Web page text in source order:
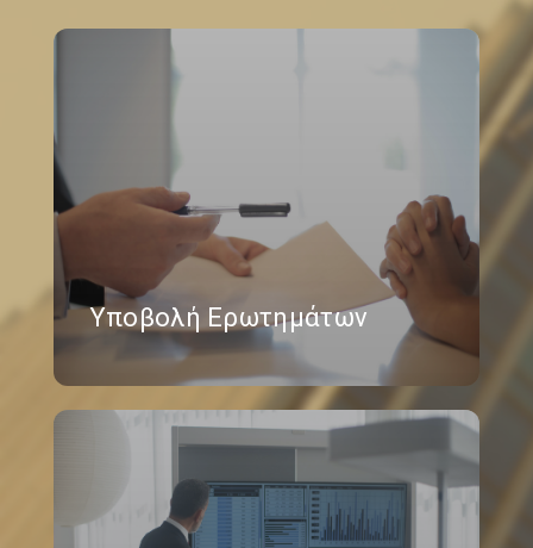
Υποβολή Ερωτημάτων